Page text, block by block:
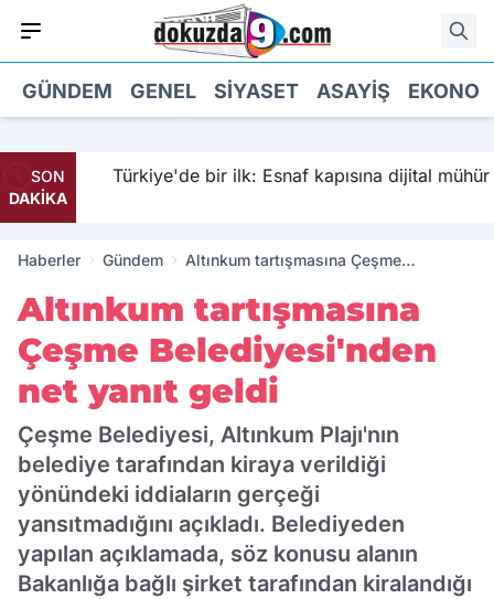
GÜNDEM GENEL SIYASET ASAYIŞ
SON
DAKİKA
Türkiye'de bir ilk: Esnaf kapısına dijital mühür
Haberler Gündem
Altınkum tartışmasına Çeşme
Altınkum tartışmasına
Çeşme Belediyesi'nden
net yanıt geldi
Çeşme Belediyesi, Altınkum Plajı'nın
belediye tarafından kiraya verildiği
yönündeki iddiaların gerçeği
yansıtmadığını açıkladı. Belediyeden
yapılan açıklamada, söz konusu alanın
Bakanlığa bağlı şirket tarafından kiralandığı